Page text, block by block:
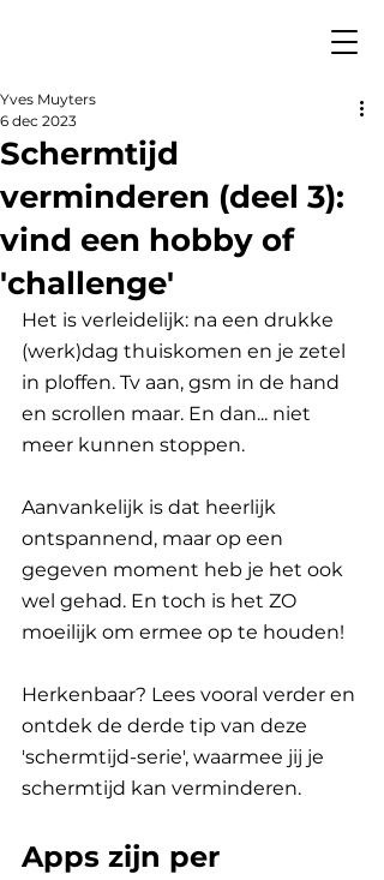
Schermtijd
verminderen (deel 3):
vind een hobby of
'challenge'
Yves Muyters
6 dec 2023
Het is verleidelijk: na een drukke
(werk)dag thuiskomen en je zetel
in ploffen. Tv aan, gsm in de hand
en scrollen maar. En dan... niet
meer kunnen stoppen.
Aanvankelijk is dat heerlijk
ontspannend, maar op een
gegeven moment heb je het ook
wel gehad. En toch is het ZO
moeilijk om ermee op te houden!
Herkenbaar? Lees vooral verder en
ontdek de derde tip van deze
'schermtijd-serie', waarmee jij je
schermtijd kan verminderen.
Apps zijn per